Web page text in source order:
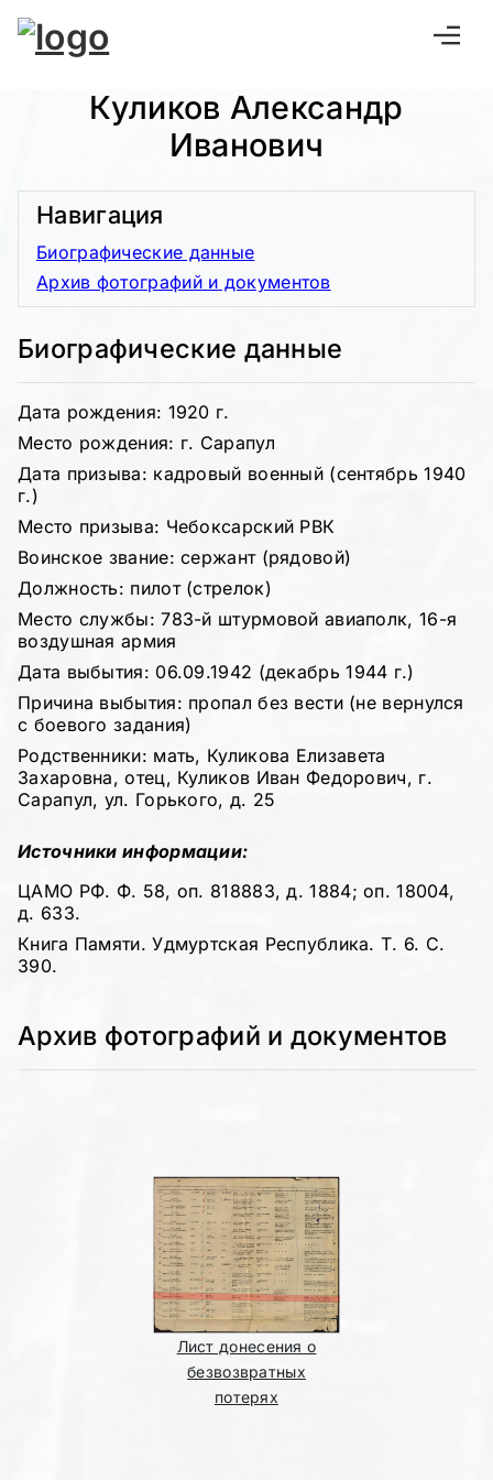
Куликов Александр
Иванович
Биографические данные
Дата рождения: 1920 г.
Место рождения: г. Сарапул
Дата призыва: кадровый военный (сентябрь 1940
г.)
Место призыва: Чебоксарский РВК
Воинское звание: сержант (рядовой)
Должность: пилот (стрелок)
Место службы: 783-й штурмовой авиаполк, 16-я
воздушная армия
Дата выбытия: 06.09.1942 (декабрь 1944 г.)
Причина выбытия: пропал без вести (не вернулся
с боевого задания)
Родственники: мать, Куликова Елизавета
Захаровна, отец, Куликов Иван Федорович, г.
Сарапул, ул. Горького, д. 25
Источники информации:
ЦАМО РФ. Ф. 58, оп. 818883, д. 1884; оп. 18004,
д. 633.
Книга Памяти. Удмуртская Республика. Т. 6. С.
390.
Навигация
Биографические данные
Архив фотографий и документов
Архив фотографий и документов
Лист донесения о
безвозвратных
потерях